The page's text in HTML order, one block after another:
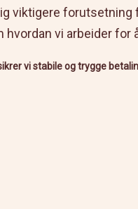
viktigere forutsetning
hvordan vi arbeider for
vi stabile og trygge